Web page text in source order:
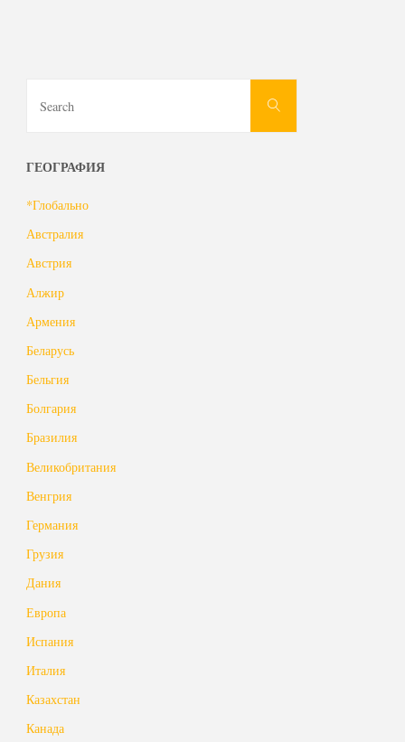
Search
ГЕОГРАФИЯ
*Глобально
Австралия
Австрия
Алжир
Армения
Беларусь
Бельгия
Болгария
Бразилия
Великобритания
Венгрия
Германия
Грузия
Дания
Европа
Испания
Италия
Казахстан
Канада